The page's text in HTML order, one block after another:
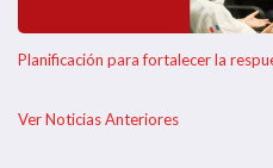
Planificación para fortalecer la
Ver Noticias Anteriores